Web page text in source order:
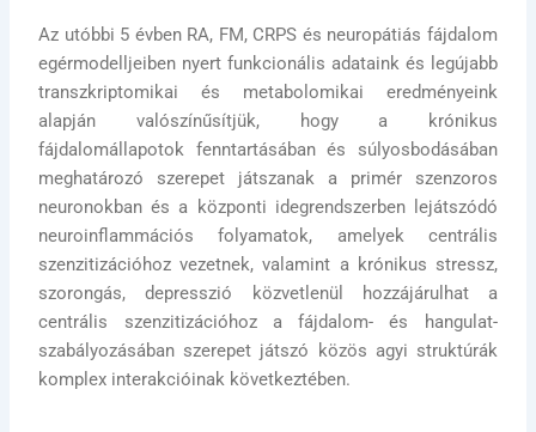
Az utóbbi 5 évben RA, FM, CRPS és neuropátiás fájdalom
egérmodelljeiben nyert funkcionális adataink és legújabb
transzkriptomikai és metabolomikai eredményeink
alapján valószínűsítjük, hogy a krónikus
fájdalomállapotok fenntartásában és súlyosbodásában
meghatározó szerepet játszanak a primér szenzoros
neuronokban és a központi idegrendszerben lejátszódó
neuroinflammációs folyamatok, amelyek centrális
szenzitizációhoz vezetnek, valamint a krónikus stressz,
szorongás, depresszió közvetlenül hozzájárulhat a
centrális szenzitizációhoz a fájdalom- és hangulat-
szabályozásában szerepet játszó közös agyi struktúrák
komplex interakcióinak következtében.